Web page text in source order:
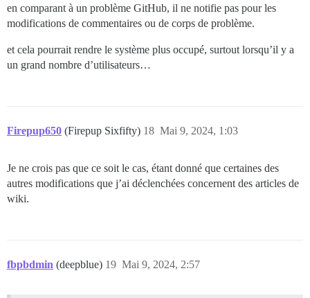
en comparant à un problème GitHub, il ne notifie pas pour les
modifications de commentaires ou de corps de problème.
et cela pourrait rendre le système plus occupé, surtout lorsqu’il y a
un grand nombre d’utilisateurs…
Firepup650 (Firepup Sixfifty) Mai 9, 2024, 1:03
18
Je ne crois pas que ce soit le cas, étant donné que certaines des
autres modifications que j’ai déclenchées concernent des articles de
wiki.
fbpbdmin (deepblue) Mai 9, 2024, 2:57
19